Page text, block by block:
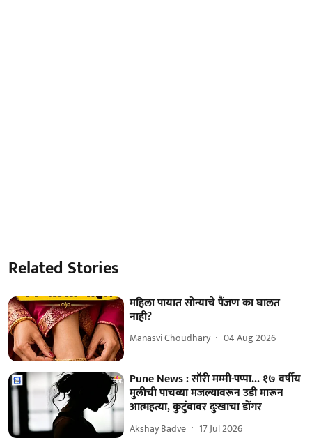
Related Stories
महिला पायात सोन्याचे पैंजण का घालत
नाही?
Manasvi Choudhary 04 Aug 2026
Pune News : सॉरी मम्मी-पप्पा... १७ वर्षीय
मुलीची पाचव्या मजल्यावरून उडी मारून
आत्महत्या, कुटुंबावर दुःखाचा डोंगर
Akshay Badve 17 Jul 2026